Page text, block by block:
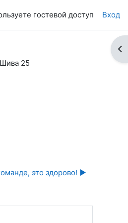
гостевой доступ Вход
25
это здорово! ▶︎